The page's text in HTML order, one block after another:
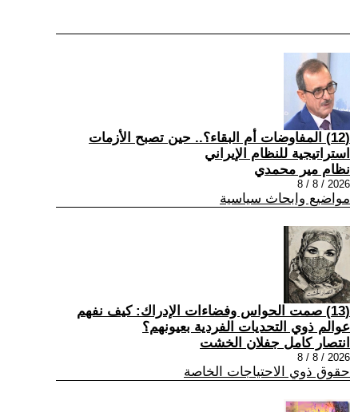
(12) المفاوضات أم البقاء؟.. حين تصبح الأزمات
استراتيجية للنظام الإيراني
نظام مير محمدي
2026 / 8 / 8
مواضيع وابحاث سياسية
(13) صمت الحواس وفضاءات الإدراك: كيف نفهم
عوالم ذوي التحديات الفردية بعيونهم؟
انتصار كامل جفلان الخشت
2026 / 8 / 8
حقوق ذوي الاحتياجات الخاصة